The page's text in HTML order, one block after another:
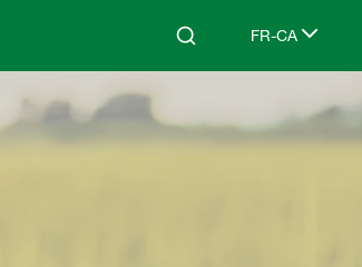
Search FR-CA
Select